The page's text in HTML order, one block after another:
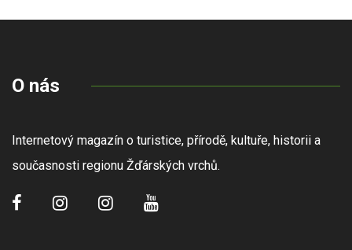
O nás
Internetový magazín o turistice, přírodě, kultuře, historii a
současnosti regionu Žďárských vrchů.